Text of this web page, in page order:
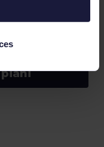
tuo numero di